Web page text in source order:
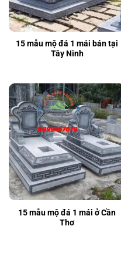
15 mẫu mộ đá 1 mái bán tại
Tây Ninh
15 mẫu mộ đá 1 mái ở Cần
Thơ